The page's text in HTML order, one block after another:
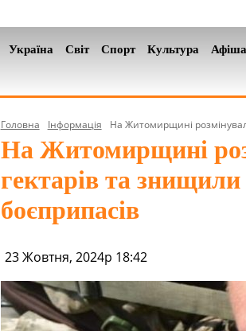
Україна Світ Спорт Культура Афіша
Головна Інформація На Житомирщині
На Житомирщині
гектарів та
боєприпасів
23 Жовтня, 2024р 18:42